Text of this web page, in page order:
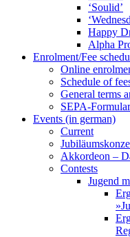
‘Soulid’
Happy
Alpha
Enrolment/Fee
Online
Schedule of
General terms
SEPA-Formular
Events (in german)
Current
Akkordeon –
Contests
Jugend